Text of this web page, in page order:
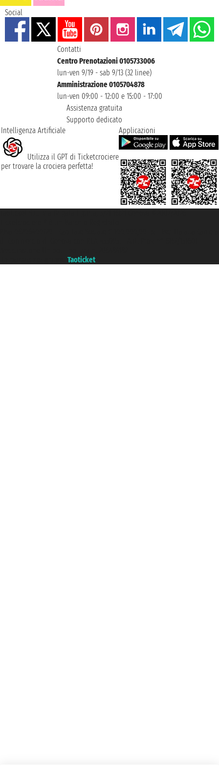
Social
Contatti
Centro Prenotazioni 0105733006
lun-ven 9/19 - sab 9/13 (32 linee)
Amministrazione 0105704878
lun-ven 09:00 - 12:00 e 15:00 - 17:00
Assistenza gratuita
Supporto dedicato
Intelligenza Artificiale
Utilizza il GPT di Ticketcrociere
per trovare la crociera perfetta!
Applicazioni
Taoticket